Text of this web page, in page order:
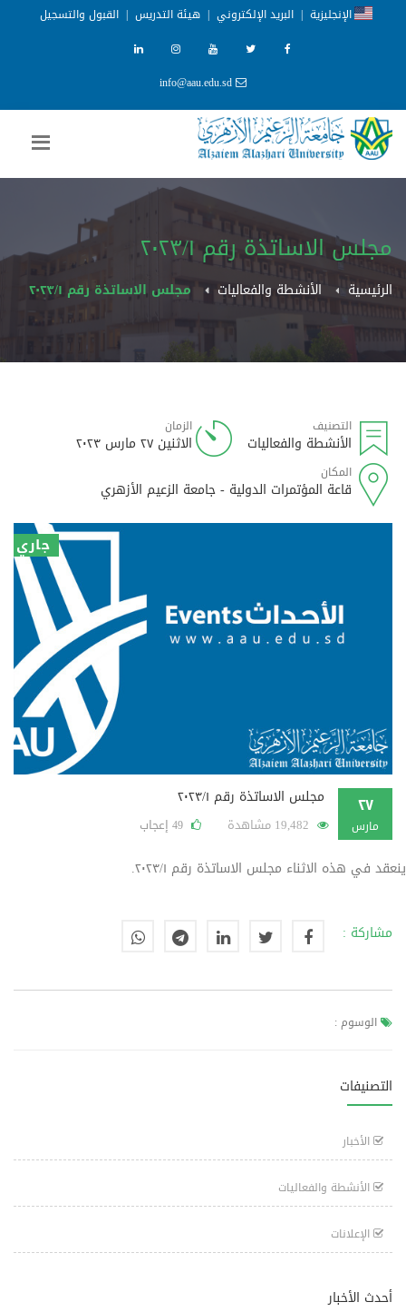
الإنجليزية | البريد الإلكتروني | هيئة التدريس | القبول والتسجيل
مجلس الاساتذة رقم ٢٠٢٣/١
الرئيسية الأنشطة والفعاليات مجلس الاساتذة رقم ٢٠٢٣/١
التصنيف
الأنشطة والفعاليات
الزمان
الاثنين ٢٧ مارس ٢٠٢٣
المكان
قاعة المؤتمرات الدولية - جامعة الزعيم الأزهري
جاري
٢٧
مارس
مجلس الاساتذة رقم ٢٠٢٣/١
49 إعجاب
ينعقد في هذه الاثناء مجلس الاساتذة رقم ٢٠٢٣/١.
مشاركة :
الوسوم :
التصنيفات
الأخبار
الأنشطة والفعاليات
الإعلانات
أحدث الأخبار